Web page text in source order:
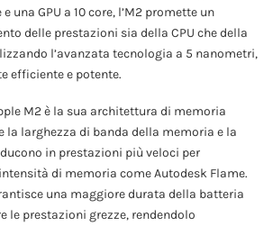
una GPU a 10 core, l’M2 promette un
delle prestazioni sia della CPU che della
l’avanzata tecnologia a 5 nanometri,
efficiente e potente.
M2 è la sua architettura di memoria
la larghezza di banda della memoria e la
in prestazioni più veloci per
di memoria come Autodesk Flame.
una maggiore durata della batteria
le prestazioni grezze, rendendolo